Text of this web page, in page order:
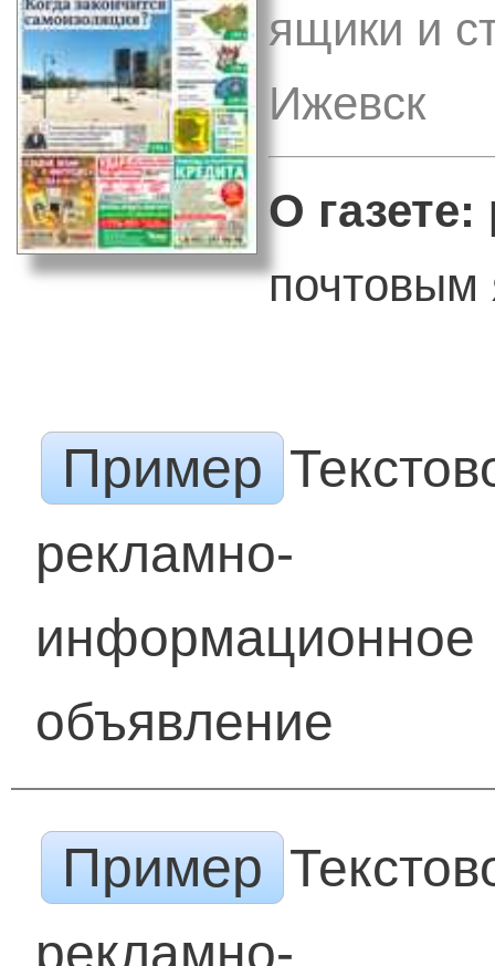
ящики и
Ижевск
О газете:
Пример
рекламно-
информационное
объявление
Пример
рекламно-